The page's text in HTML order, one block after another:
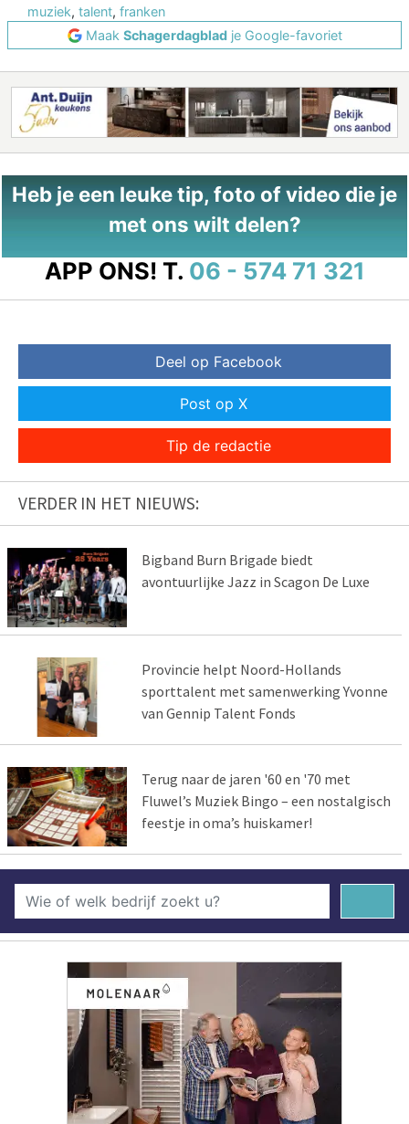
muziek, talent, franken
Maak Schagerdagbladje Google-favoriet
Heb je een leuke tip, foto of video die je
met ons wilt delen?
APP ONS! T. 06 - 574 71 321
Deel op Facebook
Post op X
Tip de redactie
VERDER IN HET NIEUWS:
Bigband Burn Brigade biedt
avontuurlijke Jazz in Scagon De Luxe
Provincie helpt Noord-Hollands
sporttalent met samenwerking Yvonne
van Gennip Talent Fonds
Terug naar de jaren '60 en '70 met
Fluwel’s Muziek Bingo – een nostalgisch
feestje in oma’s huiskamer!